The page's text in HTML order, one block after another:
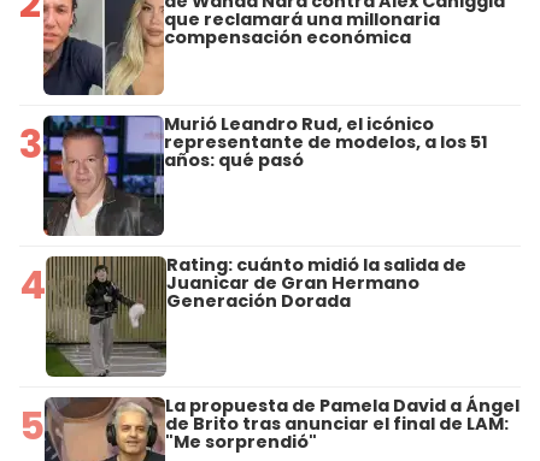
que reclamará una millonaria
compensación económica
3 Murió Leandro Rud, el icónico
representante de modelos, a los 51
años: qué pasó
4 Rating: cuánto midió la salida de
Juanicar de Gran Hermano
Generación Dorada
5 La propuesta de Pamela David a Ángel
de Brito tras anunciar el final de LAM:
"Me sorprendió"